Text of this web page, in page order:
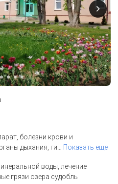
болезни крови и
дыхания, ги
Показать еще
воды, лечение
грязи озера судобль